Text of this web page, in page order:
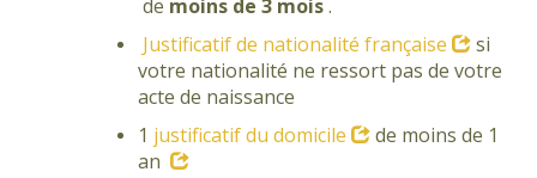
de moins de 3 mois.
Justificatif de nationalité française
si
votre nationalité ne ressort pas de votre
acte de naissance
1 justificatif du domicile
de moins de 1
an